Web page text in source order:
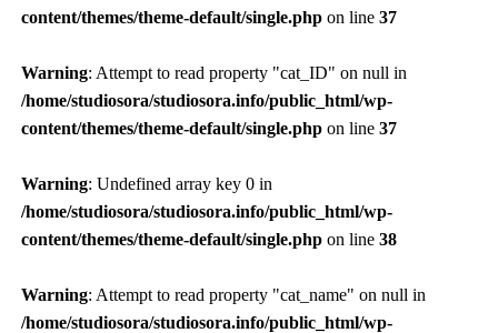
content/themes/theme-default/single.php on line37
Warning: Attempt to read property "cat_ID" on null in
/home/studiosora/studiosora.info/public_html/wp-
content/themes/theme-default/single.php on line37
Warning: Undefined array key 0 in
/home/studiosora/studiosora.info/public_html/wp-
content/themes/theme-default/single.php on line38
Warning: Attempt to read property "cat_name" on null in
/home/studiosora/studiosora.info/public_html/wp-